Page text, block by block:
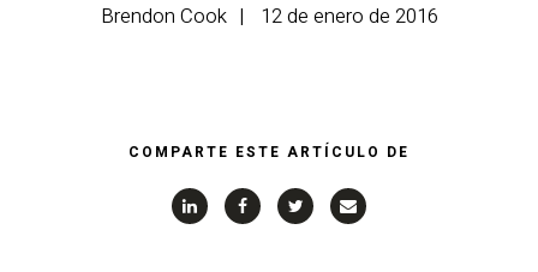
Brendon Cook 12 de enero de 2016
COMPARTE ESTE ARTÍCULO DE